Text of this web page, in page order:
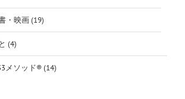
・映画 (19)
(4)
メソッド® (14)